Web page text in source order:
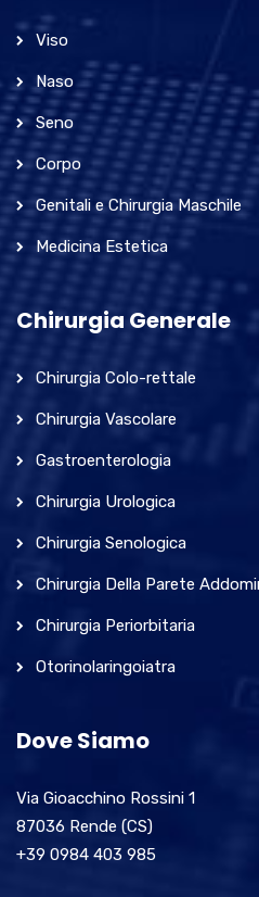
Viso
Naso
Seno
Corpo
Genitali e Chirurgia Maschile
Medicina Estetica
Chirurgia Generale
Chirurgia Colo-rettale
Chirurgia Vascolare
Gastroenterologia
Chirurgia Urologica
Chirurgia Senologica
Chirurgia Della Parete
Chirurgia Periorbitaria
Otorinolaringoiatra
Dove Siamo
Via Gioacchino Rossini 1
87036 Rende (CS)
+39 0984 403 985